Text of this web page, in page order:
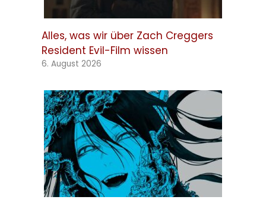
Alles, was wir über Zach Creggers
Resident Evil-Film wissen
6. August 2026